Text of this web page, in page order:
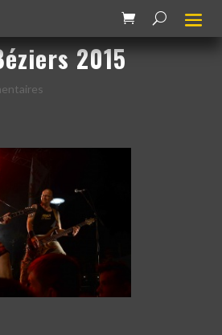
2015